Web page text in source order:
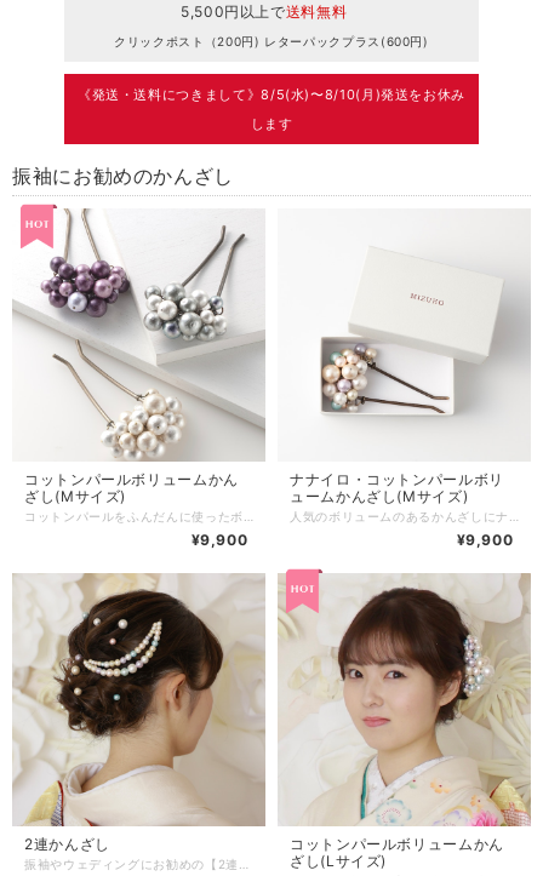
5,500円以上で送料無料
クリックポスト（200円) レターパックプラス(600円)
《発送・送料につきまして》8/5(水)〜8/10(月)発送をお休み
します
振袖にお勧めのかんざし
コットンパールボリュームかん
ざし(Mサイズ)
¥9,900
ナナイロ・コットンパールボリ
ュームかんざし(Mサイズ)
¥9,900
2連かんざし
コットンパールボリュームかん
ざし(Lサイズ)